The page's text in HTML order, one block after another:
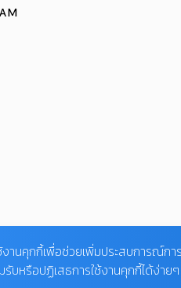
LIMITED.
งานคุกกี้เพื่อช่วยเพิ่มประสบการณ์กา
หรือปฏิเสธการใช้งานคุกกี้ได้ง่าย